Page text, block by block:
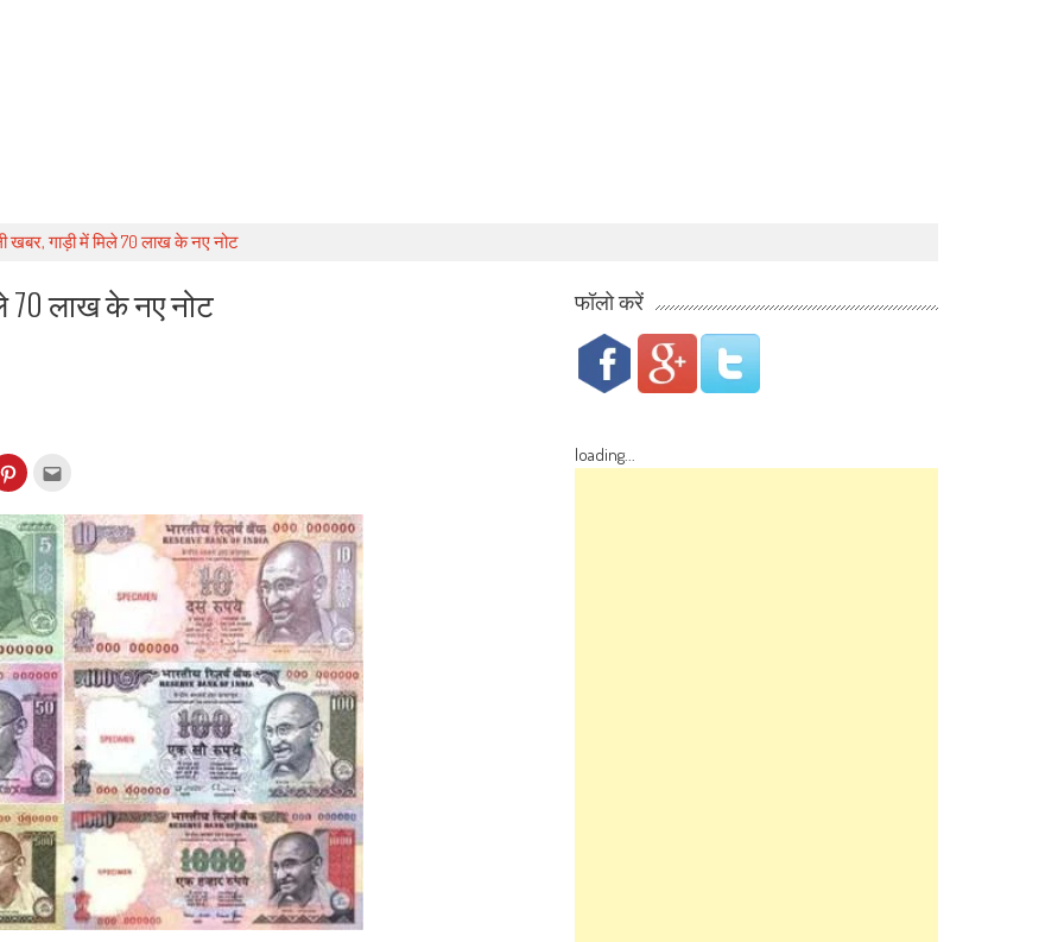
खबर, गाड़ी में मिले 70 लाख के नए नोट
70 लाख के नए नोट
Click
to
on
Pinterest
(Opens
in
new
window)
this
to
a
friend
new
window)
फॉलो करें
loading...